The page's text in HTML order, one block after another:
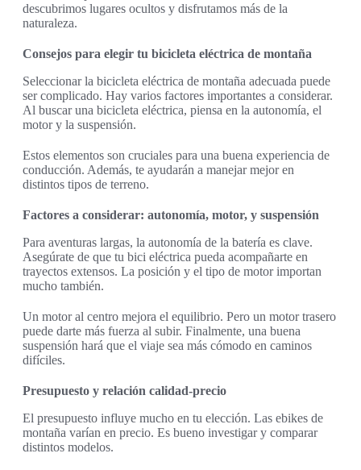
descubrimos lugares ocultos y disfrutamos más de la
naturaleza.
Consejos para elegir tu bicicleta eléctrica de montaña
Seleccionar la bicicleta eléctrica de montaña adecuada puede
ser complicado. Hay varios factores importantes a considerar.
Al buscar una bicicleta eléctrica, piensa en la autonomía, el
motor y la suspensión.
Estos elementos son cruciales para una buena experiencia de
conducción. Además, te ayudarán a manejar mejor en
distintos tipos de terreno.
Factores a considerar: autonomía, motor, y suspensión
Para aventuras largas, la autonomía de la batería es clave.
Asegúrate de que tu bici eléctrica pueda acompañarte en
trayectos extensos. La posición y el tipo de motor importan
mucho también.
Un motor al centro mejora el equilibrio. Pero un motor trasero
puede darte más fuerza al subir. Finalmente, una buena
suspensión hará que el viaje sea más cómodo en caminos
difíciles.
Presupuesto y relación calidad-precio
El presupuesto influye mucho en tu elección. Las ebikes de
montaña varían en precio. Es bueno investigar y comparar
distintos modelos.